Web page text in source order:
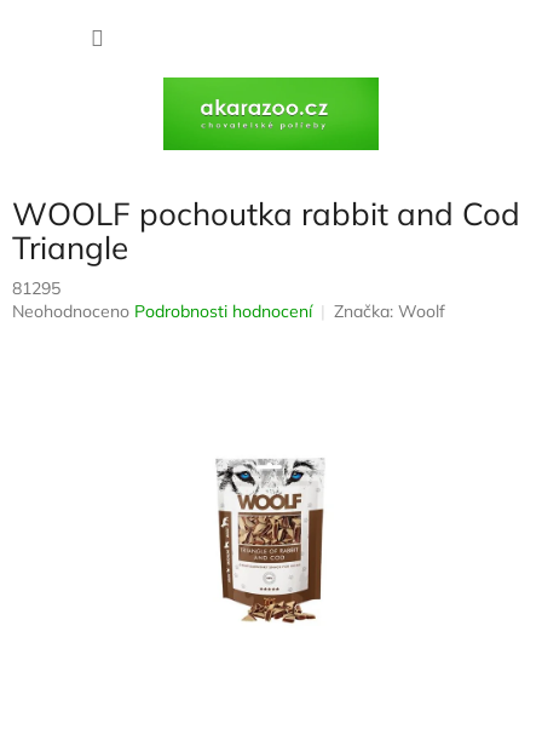
WOOLF pochoutka rabbit and Cod
Triangle
81295
Průměrné
Neohodnoceno Podrobnosti hodnocení Značka: Woolf